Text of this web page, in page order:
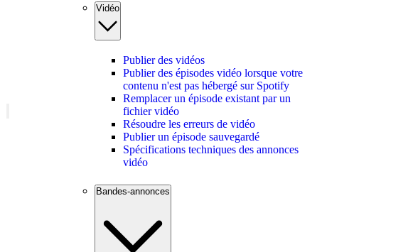
Vidéo
Publier des vidéos
Publier des épisodes vidéo lorsque votre
contenu n'est pas hébergé sur Spotify
Remplacer un épisode existant par un
fichier vidéo
Résoudre les erreurs de vidéo
Publier un épisode sauvegardé
Spécifications techniques des annonces
vidéo
Bandes-annonces